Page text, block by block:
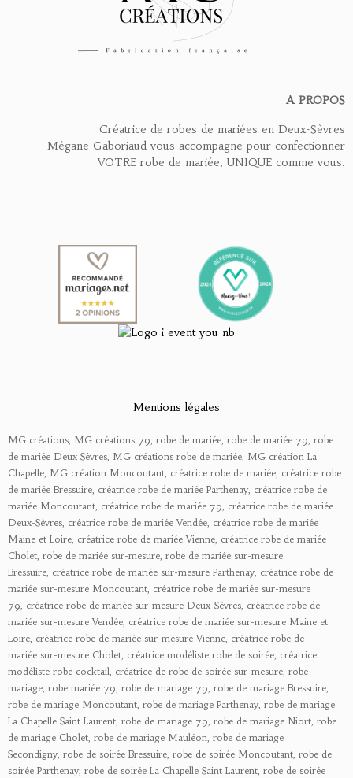
A PROPOS
Créatrice de robes de mariées en Deux-Sèvres
Mégane Gaboriaud vous accompagne pour confectionner
VOTRE robe de mariée, UNIQUE comme vous.
Mentions légales
MG créations, MG créations 79, robe de mariée, robe de mariée 79, robe
de mariée Deux Sèvres, MG créations robe de mariée, MG création La
Chapelle, MG création Moncoutant, créatrice robe de mariée, créatrice robe
de mariée Bressuire, créatrice robe de mariée Parthenay, créatrice robe de
mariée Moncoutant, créatrice robe de mariée 79, créatrice robe de mariée
Deux-Sèvres, créatrice robe de mariée Vendée, créatrice robe de mariée
Maine et Loire, créatrice robe de mariée Vienne, créatrice robe de mariée
Cholet, robe de mariée sur-mesure, robe de mariée sur-mesure
Bressuire, créatrice robe de mariée sur-mesure Parthenay, créatrice robe de
mariée sur-mesure Moncoutant, créatrice robe de mariée sur-mesure
79, créatrice robe de mariée sur-mesure Deux-Sèvres, créatrice robe de
mariée sur-mesure Vendée, créatrice robe de mariée sur-mesure Maine et
Loire, créatrice robe de mariée sur-mesure Vienne, créatrice robe de
mariée sur-mesure Cholet, créatrice modéliste robe de soirée, créatrice
modéliste robe cocktail, créatrice de robe de soirée sur-mesure, robe
mariage, robe mariée 79, robe de mariage 79, robe de mariage Bressuire,
robe de mariage Moncoutant, robe de mariage Parthenay, robe de mariage
La Chapelle Saint Laurent, robe de mariage 79, robe de mariage Niort, robe
de mariage Cholet, robe de mariage Mauléon, robe de mariage
Secondigny, robe de soirée Bressuire, robe de soirée Moncoutant, robe de
soirée Parthenay, robe de soirée La Chapelle Saint Laurent, robe de soirée